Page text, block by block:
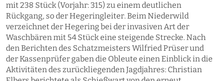
mit 238 Stück (Vorjahr: 315) zu einem deutlichen
Rückgang, so der Hegeringleiter. Beim Niederwild
verzeichnet der Hegering bei der invasiven Art der
Waschbären mit 54 Stück eine steigende Strecke. Nach
den Berichten des Schatzmeisters Wilfried Prüser und
der Kassenprüfer gaben die Obleute einen Einblick in die
Aktivitäten des zurückliegenden Jagdjahres: Christian